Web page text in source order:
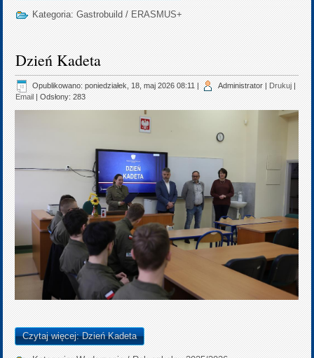
Kategoria:Gastrobuild / ERASMUS+
Dzień Kadeta
Opublikowano: poniedziałek, 18, maj 2026 08:11 Administrator Drukuj
Email
| Odsłony: 283
Czytaj więcej: Dzień Kadeta